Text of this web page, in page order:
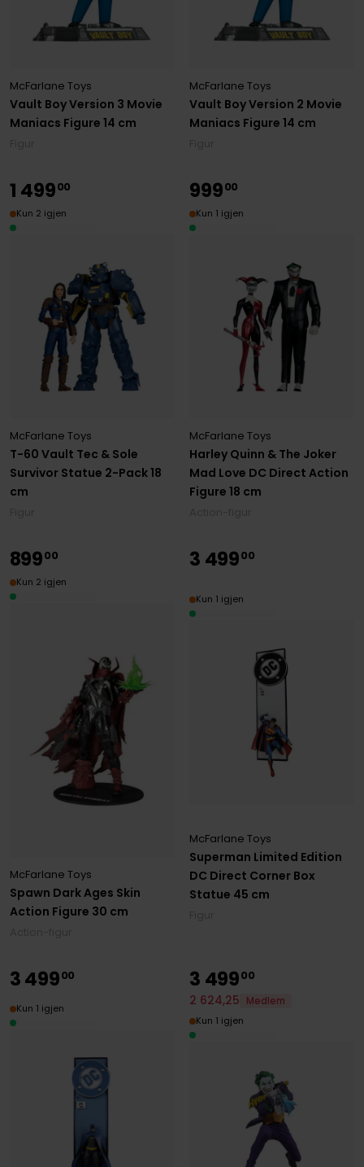
Vault Boy Version 3 Movie
Maniacs Figure 14 cm
McFarlane Toys
Vault Boy Version 2 Movie
Maniacs Figure 14 cm
McFarlane Toys
T-60 Vault Tec & Sole
Survivor Statue 2-Pack 18
cm
McFarlane Toys
1 49900
Kun 2 igjen
Harley Quinn & The Joker
Mad Love DC Direct Action
Figure 18 cm
McFarlane Toys
99900
Kun 1 igjen
Spawn Dark Ages Skin
Action Figure 30 cm
McFarlane Toys
89900
Kun 2 igjen
Superman Limited Edition
DC Direct Corner Box
Statue 45 cm
McFarlane Toys
3 49900
Kun 1 igjen
349900
Kun 1 igjen
3 49900
2 624,25
Medlem
Kun 1 igjen